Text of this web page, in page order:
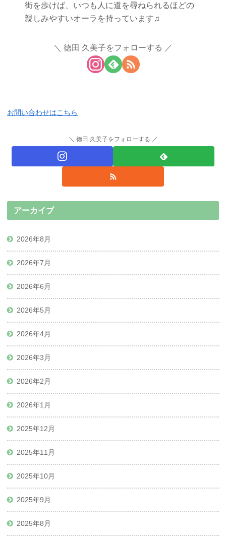
街を歩けば、いつも人に道を尋ねられるほどの
親しみやすいオーラを持っています♫
徳田 久美子をフォローする
お問い合わせはこちら
徳田 久美子をフォローする
アーカイブ
2026年8月
2026年7月
2026年6月
2026年5月
2026年4月
2026年3月
2026年2月
2026年1月
2025年12月
2025年11月
2025年10月
2025年9月
2025年8月